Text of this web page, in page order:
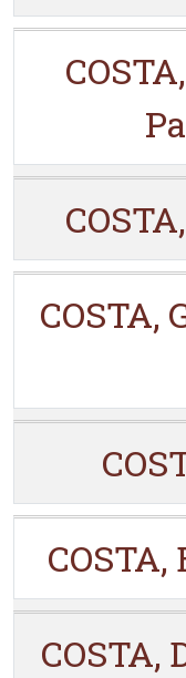
COSTA,
COSTA,